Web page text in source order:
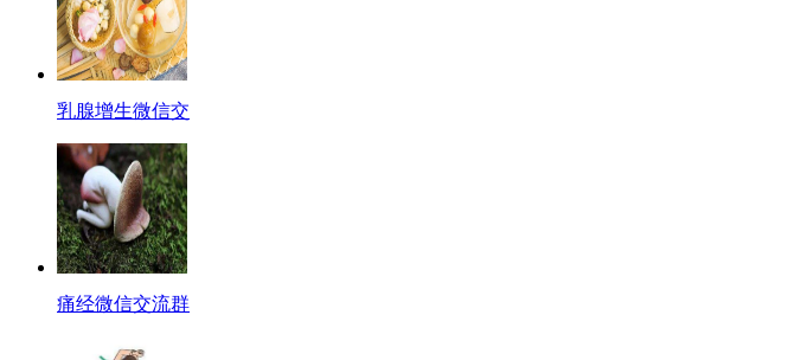
乳腺增生微信交
痛经微信交流群